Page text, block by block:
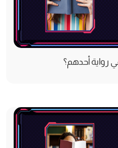
رواية أحدهم؟